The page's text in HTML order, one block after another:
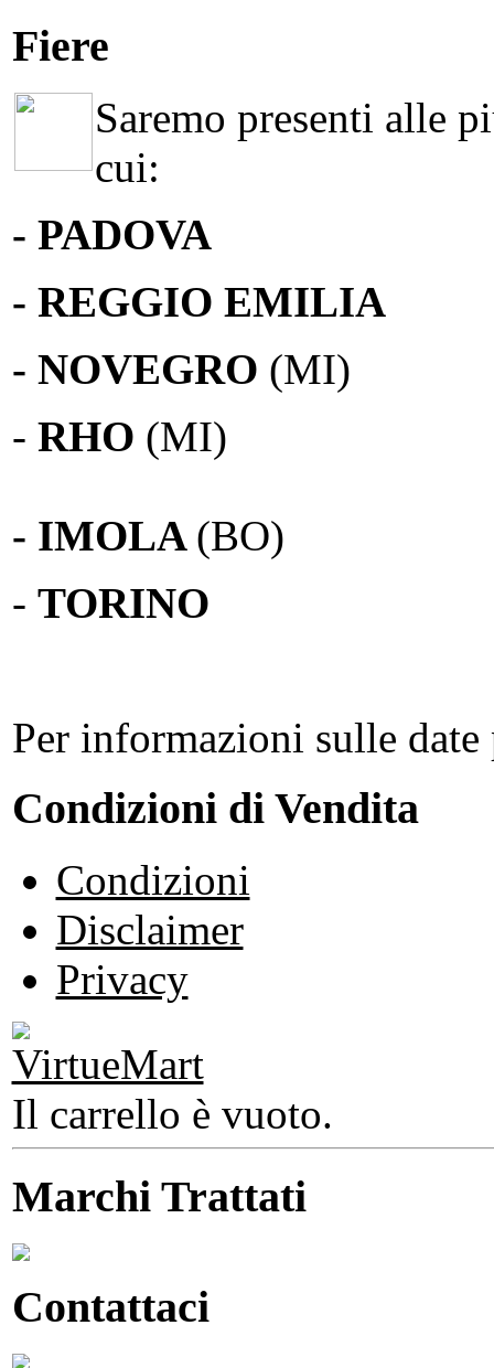
Fiere
Saremo presenti alle
cui:
- PADOVA
- REGGIO EMILIA
- NOVEGRO (MI)
- RHO (MI)
- IMOLA (BO)
- TORINO
Per informazioni sulle
Condizioni di Vendita
Condizioni
Disclaimer
Privacy
Il carrello è vuoto.
Marchi Trattati
Contattaci